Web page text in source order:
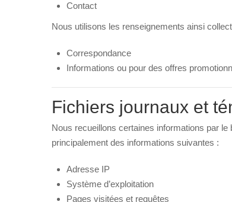
Contact
Nous utilisons les renseignements ainsi
Correspondance
Informations ou pour des offres
Fichiers journaux et
Nous recueillons certaines informations par
principalement des informations suivantes :
Adresse IP
Système d’exploitation
Pages visitées et requêtes